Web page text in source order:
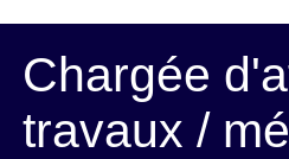
Chargée
travaux /